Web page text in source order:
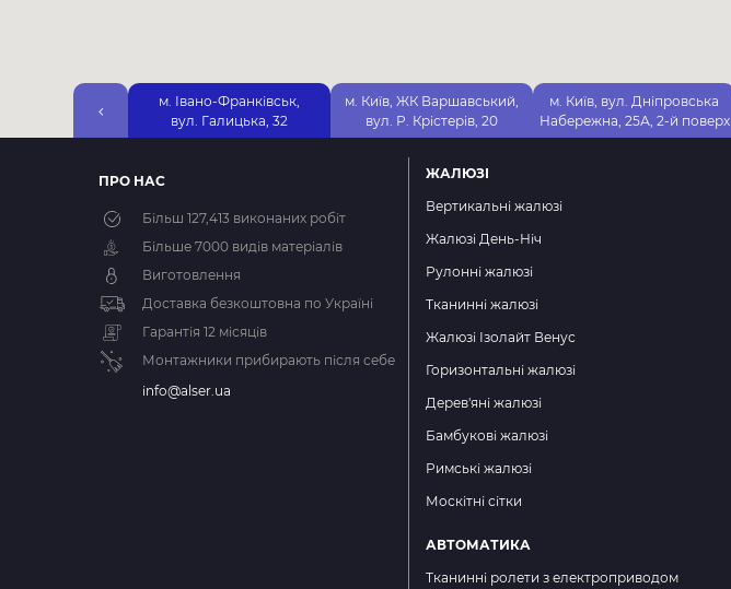
м. Івано-Франківськ,
вул. Галицька, 32
м. Київ, ЖК Варшавський,
вул. Р. Крістерів, 20
м. Київ, вул. Дніпровська
Набережна, 25А, 2-й поверх
ПРО НАС
Більш 127,413 виконаних робіт
Більше 7000 видів матеріалів
Виготовлення
Доставка безкоштовна по Україні
Гарантія 12 місяців
Монтажники прибирають після себе
info@alser.ua
ЖАЛЮЗІ
Вертикальні жалюзі
Жалюзі День-Ніч
Рулонні жалюзі
Тканинні жалюзі
Жалюзі Ізолайт Венус
Горизонтальні жалюзі
Дерев'яні жалюзі
Бамбукові жалюзі
Римські жалюзі
Москітні сітки
АВТОМАТИКА
Тканинні ролети з електроприводом